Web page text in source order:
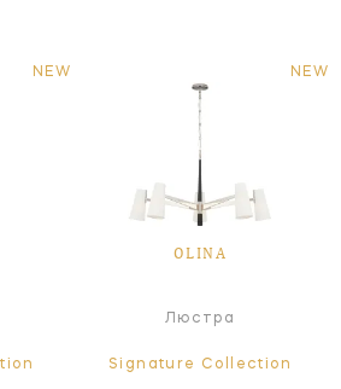
NEW NEW
OLINA
Люстра
Signature Collection